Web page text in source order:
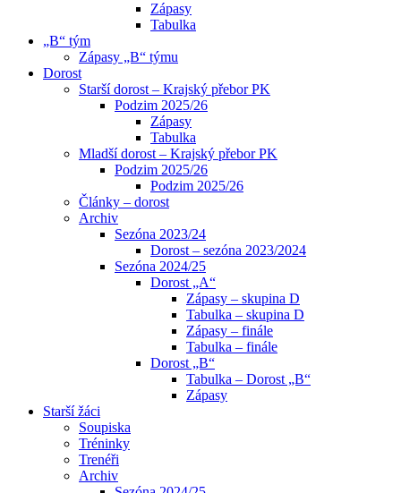
Zápasy
Tabulka
„B“ tým
Zápasy „B“ týmu
Dorost
Starší dorost – Krajský přebor PK
Podzim 2025/26
Zápasy
Tabulka
Mladší dorost – Krajský přebor PK
Podzim 2025/26
Podzim 2025/26
Články – dorost
Archiv
Sezóna 2023/24
Dorost – sezóna 2023/2024
Sezóna 2024/25
Dorost „A“
Zápasy – skupina D
Tabulka – skupina D
Zápasy – finále
Tabulka – finále
Dorost „B“
Tabulka – Dorost „B“
Zápasy
Starší žáci
Soupiska
Tréninky
Trenéři
Archiv